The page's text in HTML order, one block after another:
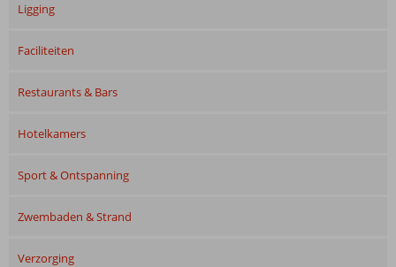
Ligging
Faciliteiten
Restaurants & Bars
Hotelkamers
Sport & Ontspanning
Zwembaden & Strand
Verzorging